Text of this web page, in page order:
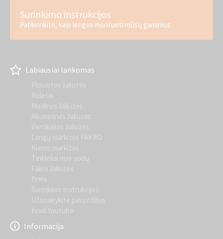
Surinkimo instrukcijos
Patikrinkite, kaip lengva montuoti mūsų gaminius
Labiausiai lankomas
Plisuotos žaliuzės
Roletai
Medinės žaliuzės
Aliumininės žaliuzės
Vertikalios žaliuzės
Langų markizės FAKRO
Kiemo markizės
Tinkleliai nuo uodų
Fakro žaliuzės
firma
Surinkimo instrukcijos
Užsisakykite pavyzdžius
Knall Youtube
Informacija